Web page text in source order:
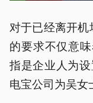
对于已经离开机
的要求不仅意
指是企业人为
电宝公司为吴女